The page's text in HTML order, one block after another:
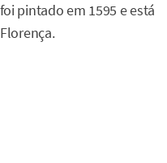
pintado em 1595 e está